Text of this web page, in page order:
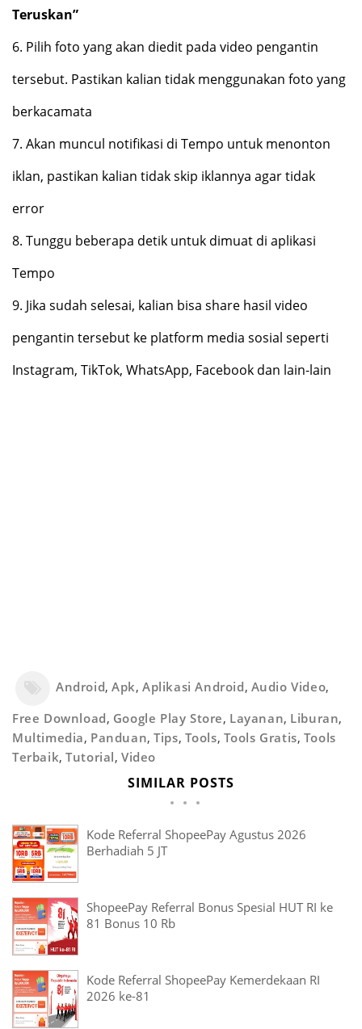
Teruskan”
6. Pilih foto yang akan diedit pada video pengantin
tersebut. Pastikan kalian tidak menggunakan foto yang
berkacamata
7. Akan muncul notifikasi di Tempo untuk menonton
iklan, pastikan kalian tidak skip iklannya agar tidak
error
8. Tunggu beberapa detik untuk dimuat di aplikasi
Tempo
9. Jika sudah selesai, kalian bisa share hasil video
pengantin tersebut ke platform media sosial seperti
Instagram, TikTok, WhatsApp, Facebook dan lain-lain
Android,Apk,Aplikasi Android, Audio Video,
Free Download, Google Play Store, Layanan, Liburan,
Multimedia, Panduan,Tips, Tools, Tools Gratis, Tools
Terbaik,Tutorial,Video
SIMILAR POSTS
Kode Referral ShopeePay Agustus 2026
Berhadiah 5 JT
ShopeePay Referral Bonus Spesial HUT RI ke
81 Bonus 10 Rb
Kode Referral ShopeePay Kemerdekaan RI
2026 ke-81